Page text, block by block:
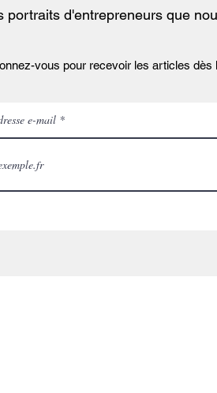
portraits d'entrepreneurs que
vous pour recevoir les articles dès
e-mail